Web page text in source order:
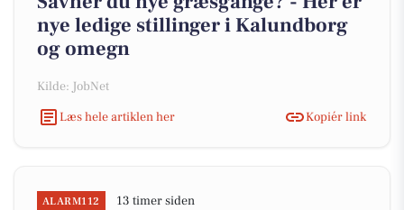
nye ledige stillinger i Kalundborg
og omegn
Kilde: JobNet
Læs hele artiklen her
Kopiér link
ALARM112 13 timer siden